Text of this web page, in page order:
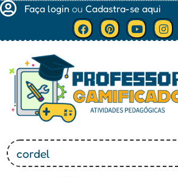
Faça login ou Cadastra-se aqui